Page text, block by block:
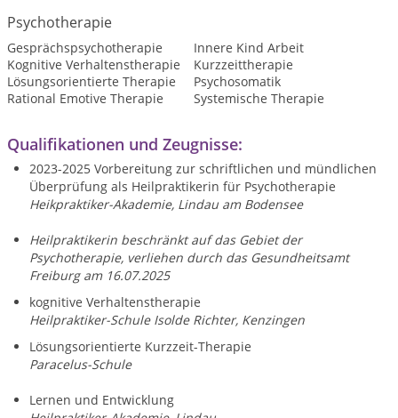
Psychotherapie
Gesprächspsychotherapie
Innere Kind Arbeit
Kognitive Verhaltenstherapie
Kurzzeittherapie
Lösungsorientierte Therapie
Psychosomatik
Rational Emotive Therapie
Systemische Therapie
Qualifikationen und Zeugnisse:
2023-2025 Vorbereitung zur schriftlichen und mündlichen
Überprüfung als Heilpraktikerin für Psychotherapie
Heikpraktiker-Akademie, Lindau am Bodensee
Heilpraktikerin beschränkt auf das Gebiet der
Psychotherapie, verliehen durch das Gesundheitsamt
Freiburg am 16.07.2025
kognitive Verhaltenstherapie
Heilpraktiker-Schule Isolde Richter, Kenzingen
Lösungsorientierte Kurzzeit-Therapie
Paracelus-Schule
Lernen und Entwicklung